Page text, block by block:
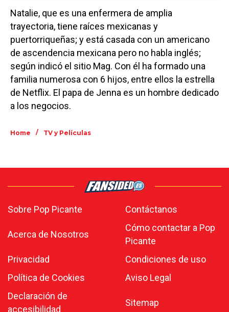
Natalie, que es una enfermera de amplia
trayectoria, tiene raíces mexicanas y
puertorriqueñas; y está casada con un americano
de ascendencia mexicana pero no habla inglés;
según indicó el sitio Mag. Con él ha formado una
familia numerosa con 6 hijos, entre ellos la estrella
de Netflix. El papa de Jenna es un hombre dedicado
a los negocios.
Home / TV y Películas
Sobre Pop Picante Contáctanos
Acerca de Nosotros
Cómo contactar a Pop
Picante
Privacidad
Condiciones de uso
Política de Cookies
Aviso Legal
Declaración de
accesibilidad
Sitemap